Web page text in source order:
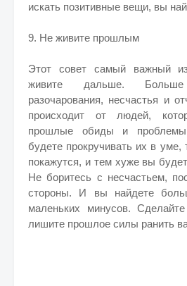
искать позитивные вещи, вы
9. Не живите прошлым
Этот совет самый важный
живите дальше.
разочарования, несчастья и
происходит от людей,
прошлые обиды и
будете прокручивать их в уме,
покажутся, и тем хуже вы
Не боритесь с несчастьем,
стороны. И вы найдете
маленьких минусов.
лишите прошлое силы ранить